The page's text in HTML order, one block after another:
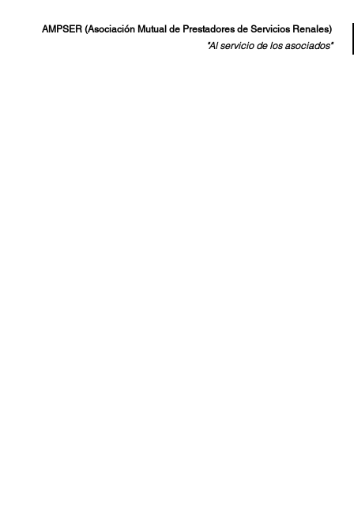
AMPSER (Asociación Mutual de Prestadores de Servicios Renales)
"Al servicio de los asociados"